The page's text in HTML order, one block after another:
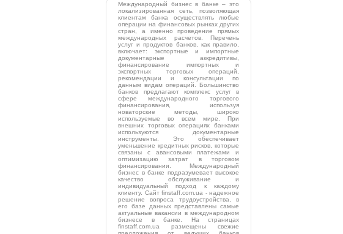
Международный бизнес в банке – это
локализированная сеть, позволяющая
клиентам банка осуществлять любые
операции на финансовых рынках других
стран, а именно проведение прямых
международных расчетов. Перечень
услуг и продуктов банков, как правило,
включает: экспортные и импортные
документарные аккредитивы,
финансирование импортных и
экспортных торговых операций,
рекомендации и консультации по
данным видам операций. Большинство
банков предлагают комплекс услуг в
сфере международного торгового
финансирования, используя
новаторские методы, широко
используемые во всем мире. При
внешних торговых операциях банками
используются документарные
инструменты. Это обеспечивает
уменьшение кредитных рисков, которые
связаны с авансовыми платежами и
оптимизацию затрат в торговом
финансировании. Международный
бизнес в банке подразумевает высокое
качество обслуживание и
индивидуальный подход к каждому
клиенту. Сайт finstaff.com.ua - надежное
решение вопроса трудоустройства, в
его базе данных представлены самые
актуальные вакансии в международном
бизнесе в банке. На страницах
finstaff.com.ua размещены свежие